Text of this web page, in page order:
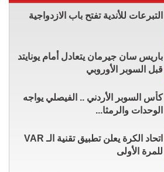
التبرعات للأندية تفتح باب الازدواجية
باريس سان جيرمان يتعادل أمام يونايتد
قبل السوبر الأوروبي
كأس السوبر الأردني .. الفيصلي يواجه
الوحدات والرمثا...
اتحاد الكرة يعلن تطبيق تقنية الـ VAR
للمرة الأولى